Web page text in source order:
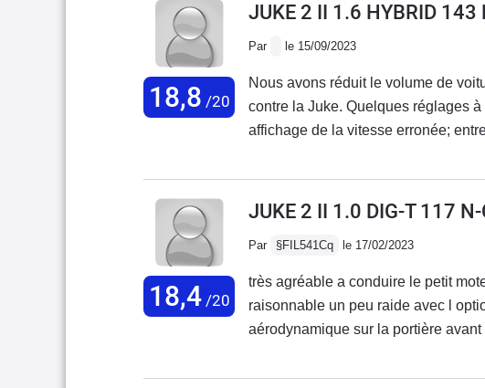
18,8 /20
JUKE 2 II 1.6 HYBRID 143
Par le 15/09/2023
Nous avons réduit le volume de
contre la Juke. Quelques réglages
affichage de la vitesse erronée;
est décidé ; une petite côte sur l
nissan problème hevc.on la
volume de l habitacle est idéal pour
. L espace arrière conviendra aux
vacances . Nous on aime
18,4/20
JUKE 2 II 1.0 DIG-T 117
Par §FIL541Cq le 17/02/2023
très agréable a conduire le petit
raisonnable un peu raide avec l
aérodynamique sur la portière
complet option sieges chauffant et